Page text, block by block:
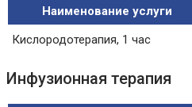
Наименование услуги
Кислородотерапия, 1 час
Инфузионная терапия